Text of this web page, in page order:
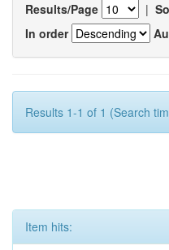
Results/Page |
In order
Results 1-1 of 1 (Search
Item hits: